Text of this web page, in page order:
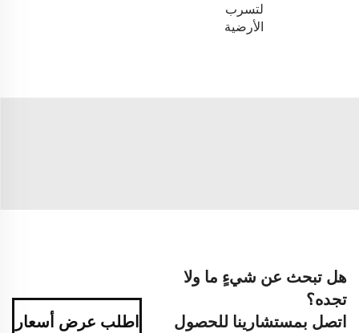
لتسرب
الأرضية
هل تبحث عن شيءٍ ما ولا
تجده؟
اتصل بمستشارينا للحصول
اطلب عرض أسعار